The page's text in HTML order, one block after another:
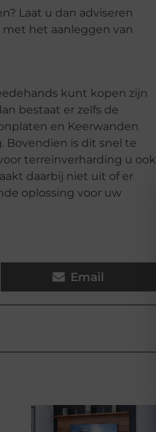
Laat u dan adviseren
het aanleggen van
kunt kopen zijn
bestaat er zelfs de
en Keerwanden
Bovendien is dit snel te
terreinverharding u ook
daarbij niet uit of er
oplossing voor uw
Email